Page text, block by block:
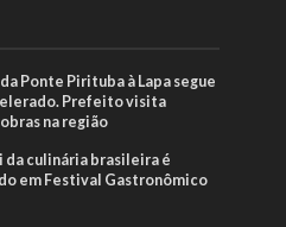
Ponte Pirituba à Lapa segue
Prefeito visita
na região
da culinária brasileira é
em Festival Gastronômico